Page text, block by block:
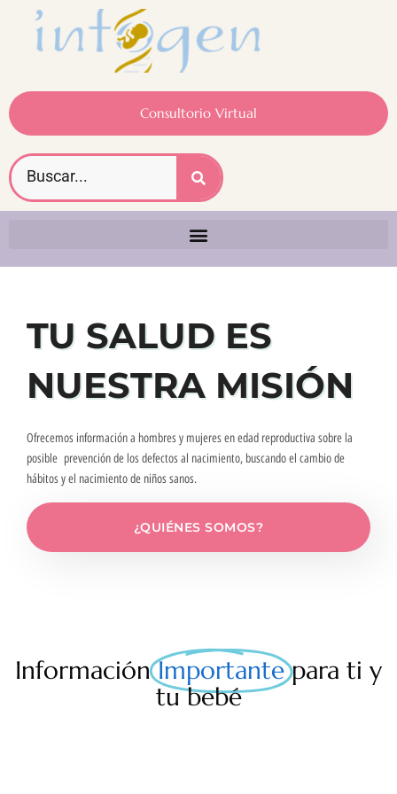
Consultorio Virtual
TU SALUD ES
NUESTRA MISIÓN
Ofrecemos información a hombres y mujeres en edad reproductiva sobre la
posible prevención de los defectos al nacimiento, buscando el cambio de
hábitos y el nacimiento de niños sanos.
¿QUIÉNES SOMOS?
InformaciónImportante para ti y
tu bebé